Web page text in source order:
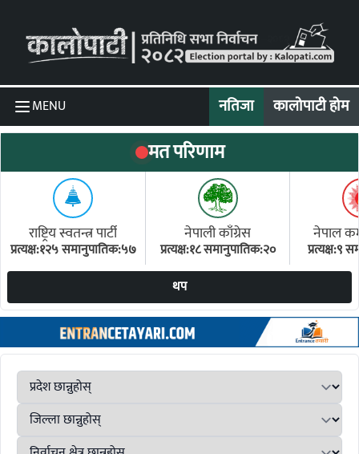
MENU नतिजा कालोपाटी होम
मत परिणाम
राष्ट्रिय स्वतन्त्र पार्टी
प्रत्यक्ष:१२५ समानुपातिक:५७
नेपाली काँग्रेस
प्रत्यक्ष:१८ समानुपातिक:२०
नेपाल
प्रत्यक्ष:९
थप